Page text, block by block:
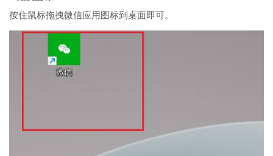
按住鼠标拖拽微信应用图标到桌面即可。